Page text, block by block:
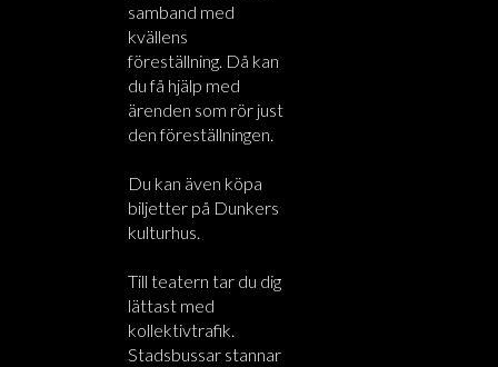
samband med
kvällens
föreställning. Då kan
du få hjälp med
ärenden som rör just
den föreställningen.
Du kan även köpa
biljetter på Dunkers
kulturhus.
Till teatern tar du dig
lättast med
kollektivtrafik.
Stadsbussar stannar